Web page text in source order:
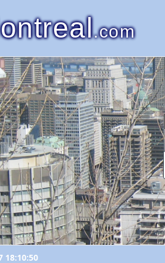
.com
18:10:50